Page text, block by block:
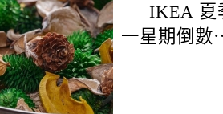
IKEA 夏
一星期倒